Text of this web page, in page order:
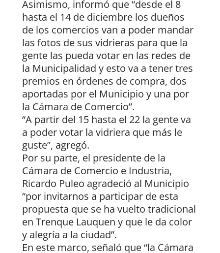
Asimismo, informó que “desde el 8
hasta el 14 de diciembre los dueños
de los comercios van a poder mandar
las fotos de sus vidrieras para que la
gente las pueda votar en las redes de
la Municipalidad y esto va a tener tres
premios en órdenes de compra, dos
aportadas por el Municipio y una por
la Cámara de Comercio”.
“A partir del 15 hasta el 22 la gente va
a poder votar la vidriera que más le
guste”, agregó.
Por su parte, el presidente de la
Cámara de Comercio e Industria,
Ricardo Puleo agradeció al Municipio
“por invitarnos a participar de esta
propuesta que se ha vuelto tradicional
en Trenque Lauquen y que le da color
y alegría a la ciudad”.
En este marco, señaló que “la Cámara